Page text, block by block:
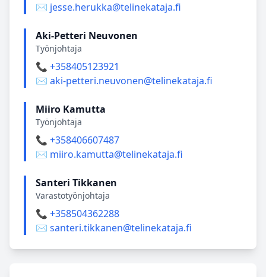
✉️ jesse.herukka@telinekataja.fi
Aki‑Petteri Neuvonen
Työnjohtaja
📞 +358405123921
✉️ aki-petteri.neuvonen@telinekataja.fi
Miiro Kamutta
Työnjohtaja
📞 +358406607487
✉️ miiro.kamutta@telinekataja.fi
Santeri Tikkanen
Varastotyönjohtaja
📞 +358504362288
✉️ santeri.tikkanen@telinekataja.fi